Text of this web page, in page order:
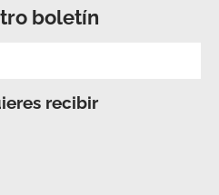
boletín
recibir